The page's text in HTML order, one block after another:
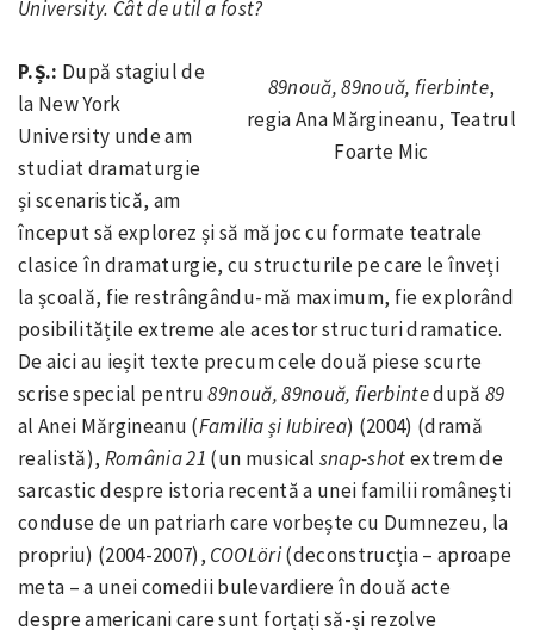
University. Cât de util a fost?
89nouă, 89nouă, fierbinte,
regia Ana Mărgineanu, Teatrul
Foarte Mic
P.Ș.: După stagiul de
la New York
University unde am
studiat dramaturgie
și scenaristică, am
început să explorez și să mă joc cu formate teatrale
clasice în dramaturgie, cu structurile pe care le înveți
la școală, fie restrângându-mă maximum, fie explorând
posibilitățile extreme ale acestor structuri dramatice.
De aici au ieșit texte precum cele două piese scurte
scrise special pentru89nouă, 89nouă, fierbintedupă89
al Anei Mărgineanu (Familia și Iubirea) (2004) (dramă
realistă), România 21 (un musical snap-shotextrem de
sarcastic despre istoria recentă a unei familii românești
conduse de un patriarh care vorbește cu Dumnezeu, la
propriu) (2004-2007), COOLöri(deconstrucția – aproape
meta – a unei comedii bulevardiere în două acte
despre americani care sunt forțați să-și rezolve